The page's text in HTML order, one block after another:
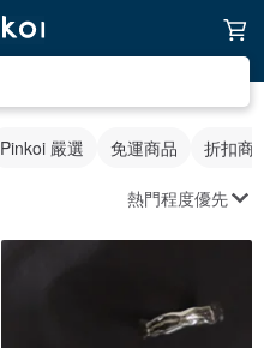
Pinkoi 嚴選 免運商品 折扣商
熱門程度優先